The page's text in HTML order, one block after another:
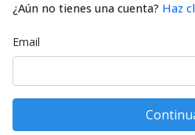
¿Aún no tienes una cuenta? Haz
Email